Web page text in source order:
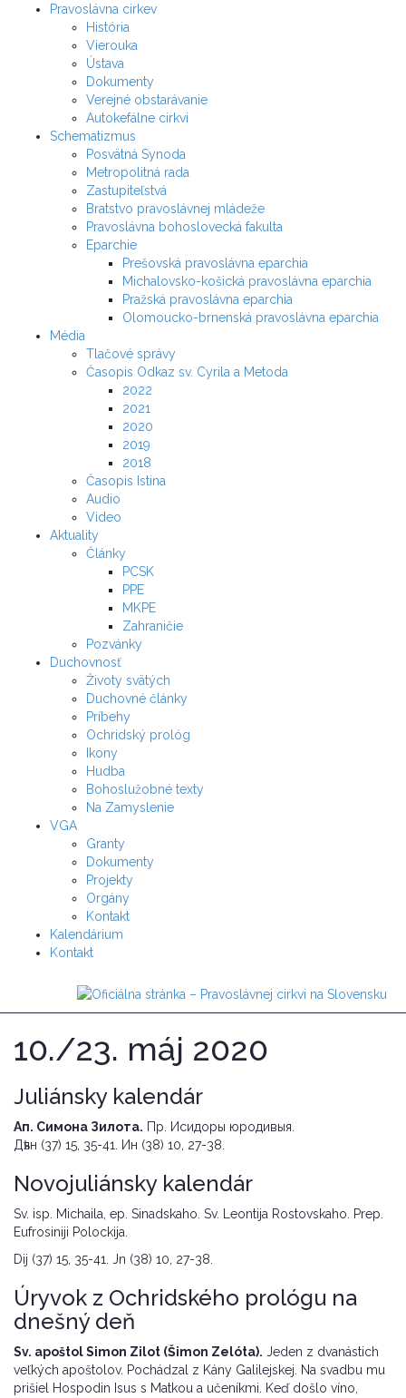
Pravoslávna cirkev
História
Vierouka
Ústava
Dokumenty
Verejné obstarávanie
Autokefálne cirkvi
Schematizmus
Posvätná Synoda
Metropolitná rada
Zastupiteľstvá
Bratstvo pravoslávnej mládeže
Pravoslávna bohoslovecká fakulta
Eparchie
Prešovská pravoslávna eparchia
Michalovsko-košická pravoslávna eparchia
Pražská pravoslávna eparchia
Olomoucko-brnenská pravoslávna eparchia
Média
Tlačové správy
Časopis Odkaz sv. Cyrila a Metoda
2022
2021
2020
2019
2018
Časopis Istina
Audio
Video
Aktuality
Články
PCSK
PPE
MKPE
Zahraničie
Pozvánky
Duchovnosť
Životy svätých
Duchovné články
Príbehy
Ochridský prológ
Ikony
Hudba
Bohoslužobné texty
Na Zamyslenie
VGA
Granty
Dokumenty
Projekty
Orgány
Kontakt
Kalendárium
Kontakt
10./23. máj 2020
Juliánsky kalendár
Ап. Симона Зилота. Пр. Исидоры юродивыя.
Дѣян (37) 15, 35-41. Ин (38) 10, 27-38.
Novojuliánsky kalendár
Sv. isp. Мichaila, ep. Sinadskaho. Sv. Leontija Rostovskaho. Prep.
Eufrosiniji Polockija.
Dij (37) 15, 35-41. Jn (38) 10, 27-38.
Úryvok z Ochridského prológu na
dnešný deň
Sv. apoštol Simon Zilot (Šimon Zelóta). Jeden z dvanástich
veľkých apoštolov. Pochádzal z Kány Galilejskej. Na svadbu mu
prišiel Hospodin Isus s Matkou a učeníkmi. Keď došlo víno,